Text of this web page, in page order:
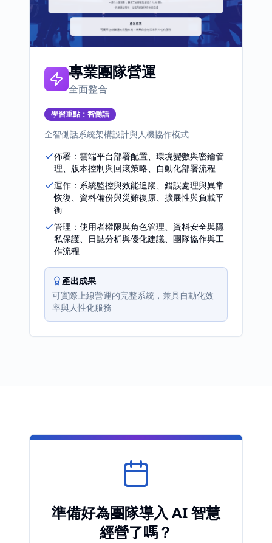
專業團隊營運
全面整合
學習重點： 智働話
全智働話系統架構設計與人機協作模式
佈署：雲端平台部署配置、環境變數與密鑰管
理、版本控制與回滾策略、自動化部署流程
運作：系統監控與效能追蹤、錯誤處理與異常
恢復、資料備份與災難復原、擴展性與負載平
衡
管理：使用者權限與角色管理、資料安全與隱
私保護、日誌分析與優化建議、團隊協作與工
作流程
產出成果
可實際上線營運的完整系統，兼具自動化效
率與人性化服務
準備好為團隊導入 AI 智慧
經營了嗎？